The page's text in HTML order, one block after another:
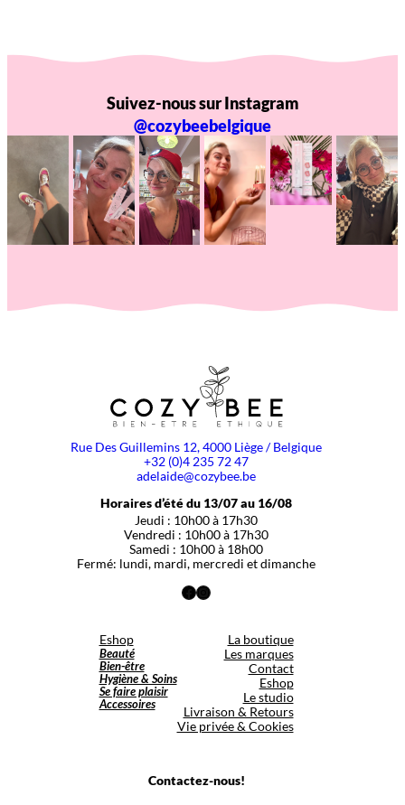
Suivez-nous sur Instagram
@cozybeebelgique
Rue Des Guillemins 12, 4000 Liège / Belgique
+32 (0)4 235 72 47
adelaide@cozybee.be
Horaires d’été du 13/07 au 16/08
Jeudi : 10h00 à 17h30
Vendredi : 10h00 à 17h30
Samedi : 10h00 à 18h00
Fermé: lundi, mardi, mercredi et dimanche
Facebook
Instagram
Eshop
Beauté
Bien-être
Hygiène & Soins
Se faire plaisir
Accessoires
La boutique
Les marques
Contact
Eshop
Le studio
Livraison & Retours
Vie privée & Cookies
Contactez-nous!